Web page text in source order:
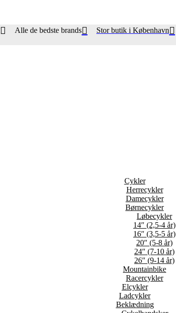
Alle de bedste brands Stor butik i København
Cykler
Herrecykler
Damecykler
Børnecykler
Løbecykler
14″ (2,5-4 år)
16″ (3,5-5 år)
20″ (5-8 år)
24″ (7-10 år)
26″ (9-14 år)
Mountainbike
Racercykler
Elcykler
Ladcykler
Beklædning